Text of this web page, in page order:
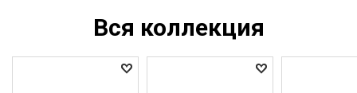
Вся коллекция